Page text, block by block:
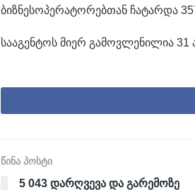
ბიზნესოპერატორებთან ჩატარდა
სააგენტოს მიერ გამოვლენილია
წინა პოსტი
5 043 დარღვევა და გარემოზე